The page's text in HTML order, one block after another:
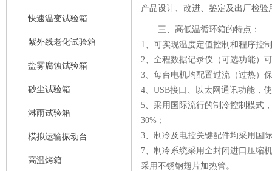
快速温变试验箱
紫外线老化试验箱
盐雾腐蚀试验箱
砂尘试验箱
淋雨试验箱
模拟运输振动台
高温烤箱
产品设计、改进、鉴定及出厂检验
三、高低温循环箱的特点：
1、可实现温度定值控制和程序控
2、全程数据记录仪（可选功能）
3、每台电机均配置过流（过热）
4、USB接口、以太网通讯功能，
5、采用国际流行的制冷控制模式
30%；
3、制冷及电控关键配件均采用国
7、制冷系统采用全封闭进口压缩
采用不锈钢翅片加热管。